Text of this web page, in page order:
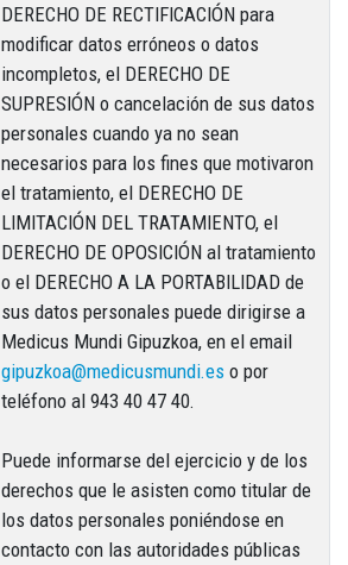
DERECHO DE RECTIFICACIÓN para
modificar datos erróneos o datos
incompletos, el DERECHO DE
SUPRESIÓN o cancelación de sus datos
personales cuando ya no sean
necesarios para los fines que motivaron
el tratamiento, el DERECHO DE
LIMITACIÓN DEL TRATAMIENTO, el
DERECHO DE OPOSICIÓN al tratamiento
o el DERECHO A LA PORTABILIDAD de
sus datos personales puede dirigirse a
Medicus Mundi Gipuzkoa, en el email
gipuzkoa@medicusmundi.es o por
teléfono al 943 40 47 40.
Puede informarse del ejercicio y de los
derechos que le asisten como titular de
los datos personales poniéndose en
contacto con las autoridades públicas